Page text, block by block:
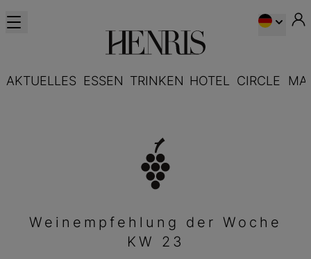
AKTUELLES ESSEN TRINKEN HOTEL CIRCLE
Weinempfehlung der Woche
KW 23